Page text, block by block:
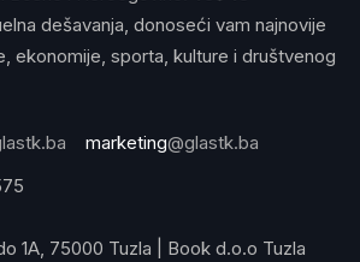
dešavanja, donoseći vam najnovije
ekonomije, sporta, kulture i društvenog
marketing@glastk.ba
1A, 75000 Tuzla | Book d.o.o Tuzla